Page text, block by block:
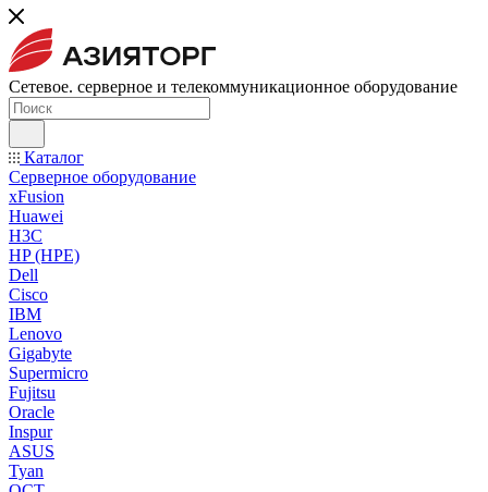
Сетевое. серверное и телекоммуникационное оборудование
Каталог
Серверное оборудование
xFusion
Huawei
H3C
HP (HPE)
Dell
Cisco
IBM
Lenovo
Gigabyte
Supermicro
Fujitsu
Oracle
Inspur
ASUS
Tyan